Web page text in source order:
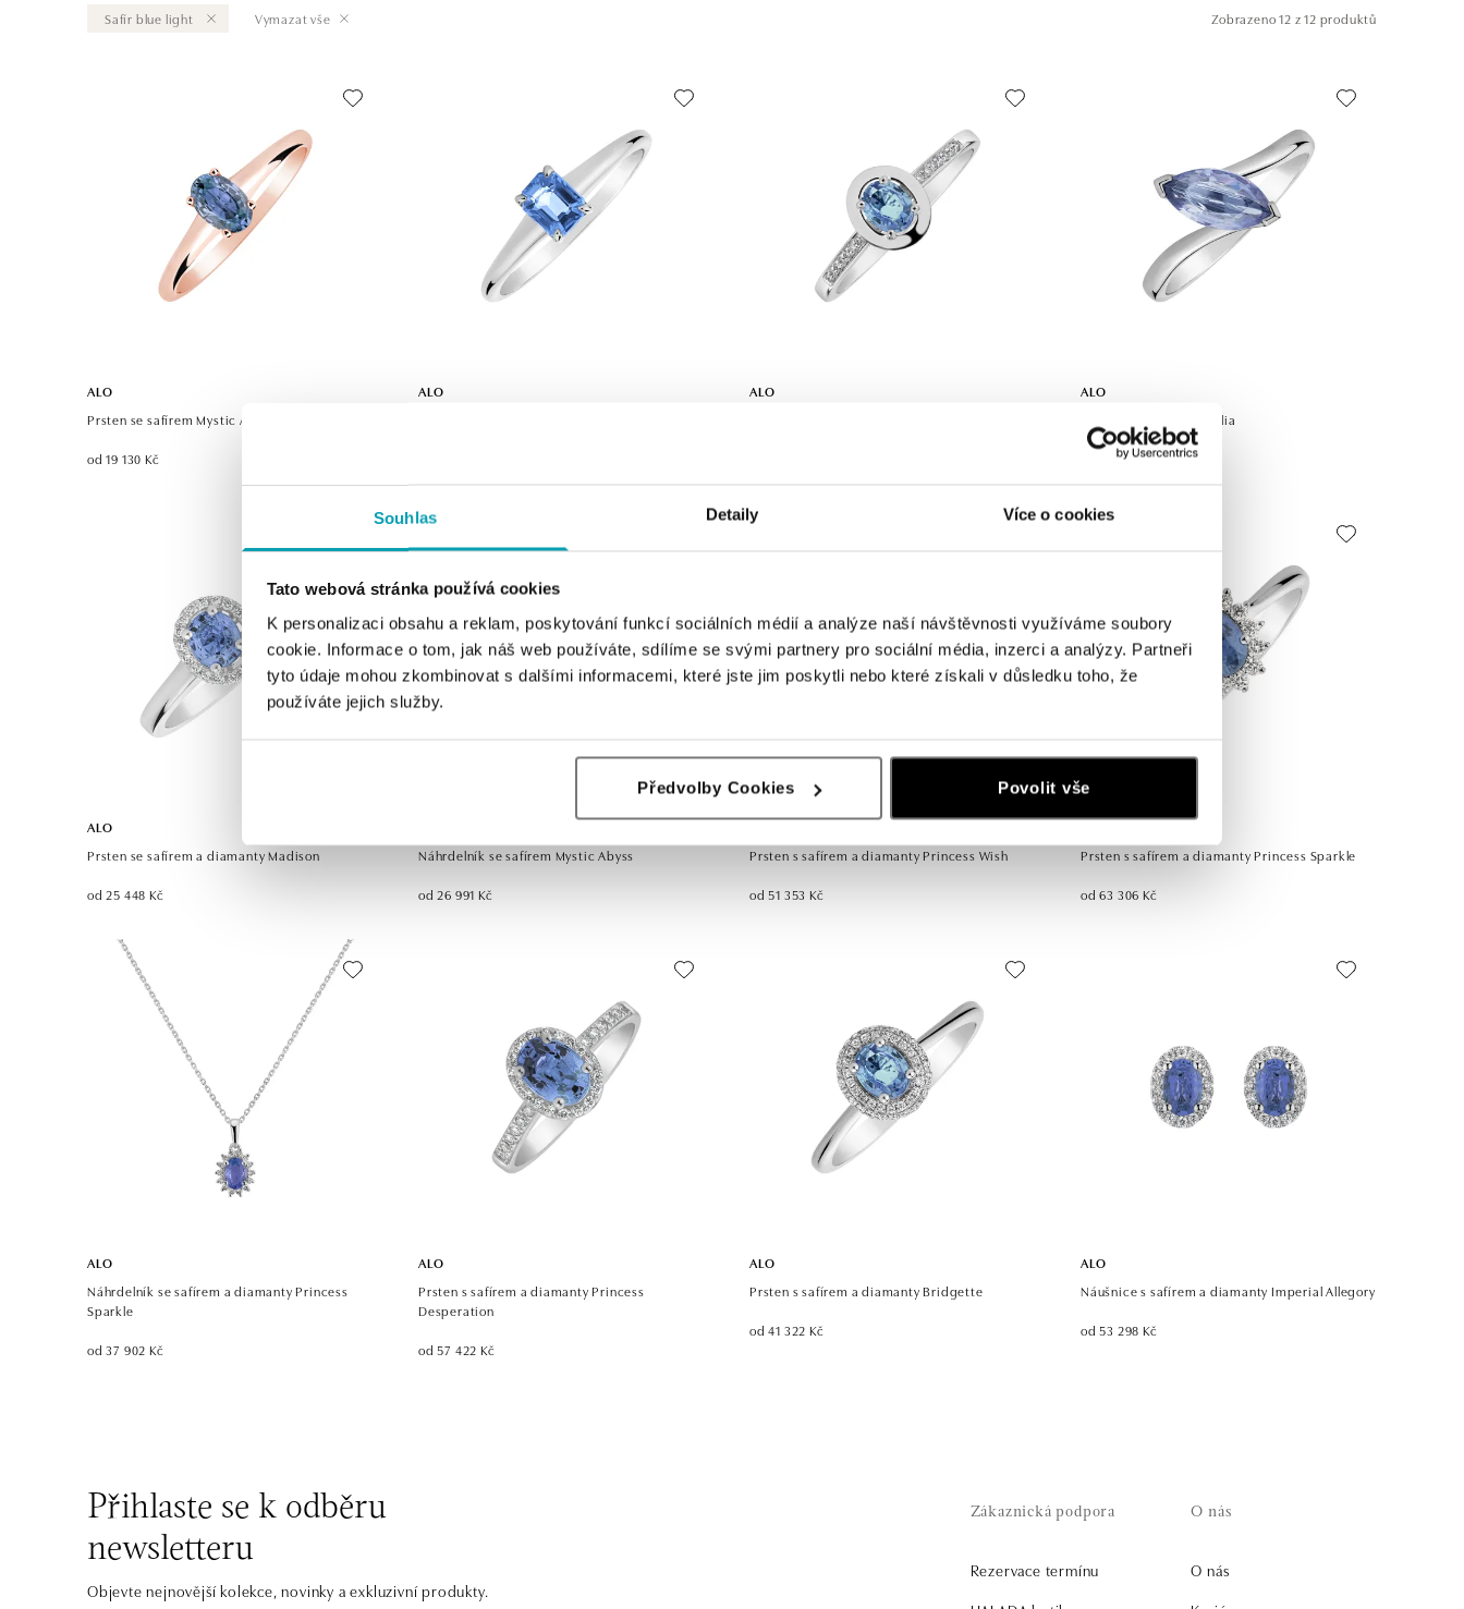
Souhlas Detaily Více o cookies
Tato webová stránka používá cookies
K personalizaci obsahu a reklam, poskytování funkcí sociálních médií a analýze naší návštěvnosti využíváme soubory
cookie. Informace o tom, jak náš web používáte, sdílíme se svými partnery pro sociální média, inzerci a analýzy. Partneři
tyto údaje mohou zkombinovat s dalšími informacemi, které jste jim poskytli nebo které získali v důsledku toho, že
používáte jejich služby.
Předvolby Cookies Povolit vše
Safír blue light Vymazat vše Zobrazeno12 z 12 produktů
ALO
Prsten se safírem Mystic Abyss
od 19 130 Kč
ALO
ALO
ALO
Prsten se safírem Aurellia
od 23 764 Kč
ALO
Prsten se safírem a diamanty Madison
od 25 448 Kč
Náhrdelník se safírem Mystic Abyss
od 26 991 Kč
ALO
Prsten s safírem a diamanty Princess Wish
od 51 353 Kč
ALO
Prsten s safírem a diamanty Princess Sparkle
od 63 306 Kč
ALO
Náhrdelník se safírem a diamanty Princess
Sparkle
od 37 902 Kč
ALO
Prsten s safírem a diamanty Princess
Desperation
od 57 422 Kč
ALO
Prsten s safírem a diamanty Bridgette
od 41 322 Kč
ALO
Náušnice s safírem a diamanty Imperial Allegory
od 53 298 Kč
Přihlaste se k odběru
newsletteru
Objevte nejnovější kolekce, novinky a exkluzivní produkty.
Zákaznická podpora
Rezervace termínu
O nás
O nás